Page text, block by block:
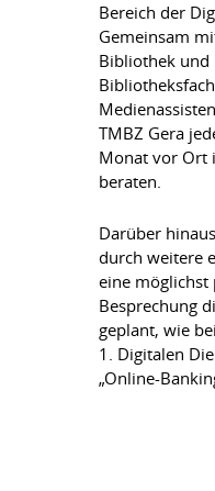
Bereich der
Gemeinsam
Bibliothek und
TMBZ Gera
Monat vor Ort
beraten.
Darüber
durch weitere
eine möglichst
Besprechung
geplant, wie
1. Digitalen
„Online-